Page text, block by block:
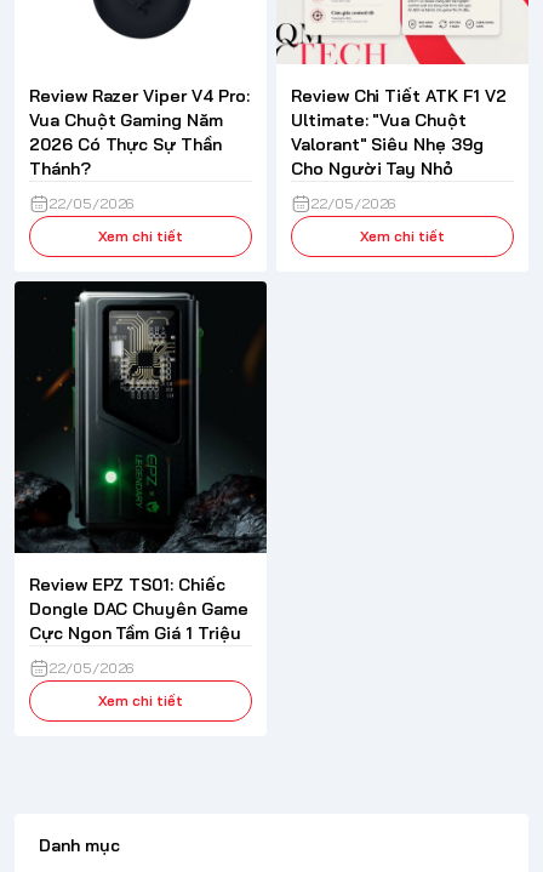
Review Razer Viper V4 Pro:
Vua Chuột Gaming Năm
2026 Có Thực Sự Thần
Thánh?
22/05/2026
Xem chi tiết
Review Chi Tiết ATK F1 V2
Ultimate: "Vua Chuột
Valorant" Siêu Nhẹ 39g
Cho Người Tay Nhỏ
22/05/2026
Xem chi tiết
Review EPZ TS01: Chiếc
Dongle DAC Chuyên Game
Cực Ngon Tầm Giá 1 Triệu
22/05/2026
Xem chi tiết
Danh mục